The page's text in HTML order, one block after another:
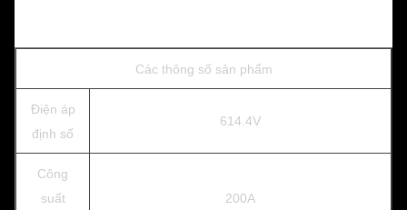
Các thông số sản phẩm
Điện áp
định số
614.4V
Công
suất
200A